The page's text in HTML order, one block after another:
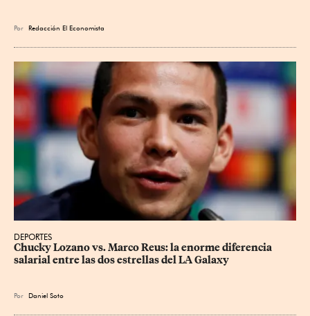
Por Redacción El Economista
DEPORTES
Chucky Lozano vs. Marco Reus: la enorme diferencia
salarial entre las dos estrellas del LA Galaxy
Por Daniel Soto